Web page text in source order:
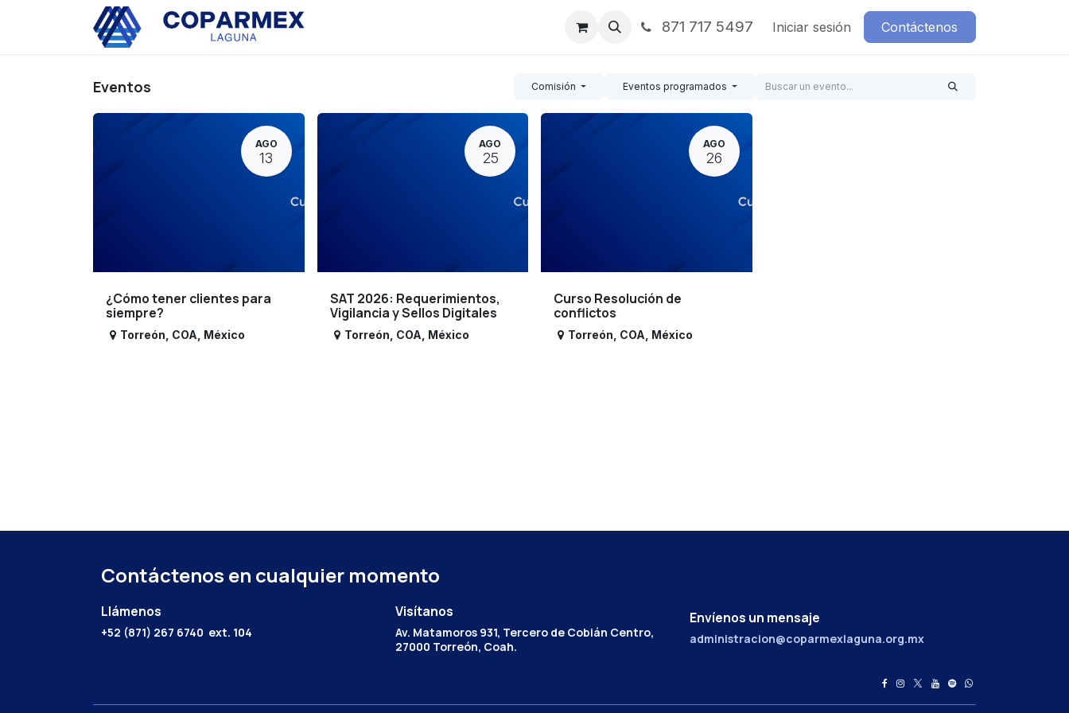
Noticias Contáctenos871 717 5497 Iniciar sesión Contáctenos
Eventos Comisión Eventos programados
AGO
13
¿Cómo tener clientes para
siempre?
Torreón COA México
AGO
25
SAT 2026: Requerimientos,
Vigilancia y Sellos Digitales
Torreón COA México
AGO
26
Curso Resolución de
conflictos
Torreón COA México
Contáctenos en cualquier momento
Llámenos
+52 (871) 267 6740 ext. 104
Envíenos un mensaje
administracion@coparmexlaguna.org.mx
Visítanos
Av. Matamoros 931, Tercero de Cobián Centro,
27000 Torreón, Coah.